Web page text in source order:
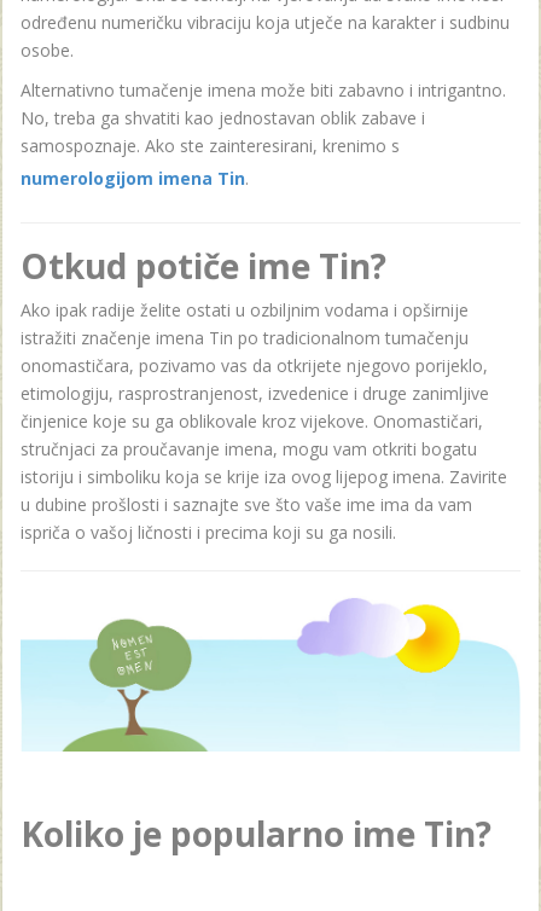
određenu numeričku vibraciju koja utječe na karakter i sudbinu
osobe.
Alternativno tumačenje imena može biti zabavno i intrigantno.
No, treba ga shvatiti kao jednostavan oblik zabave i
samospoznaje. Ako ste zainteresirani, krenimo s
numerologijom imena Tin.
Otkud potiče ime Tin?
Ako ipak radije želite ostati u ozbiljnim vodama i opširnije
istražiti značenje imena Tin po tradicionalnom tumačenju
onomastičara, pozivamo vas da otkrijete njegovo porijeklo,
etimologiju, rasprostranjenost, izvedenice i druge zanimljive
činjenice koje su ga oblikovale kroz vijekove. Onomastičari,
stručnjaci za proučavanje imena, mogu vam otkriti bogatu
istoriju i simboliku koja se krije iza ovog lijepog imena. Zavirite
u dubine prošlosti i saznajte sve što vaše ime ima da vam
ispriča o vašoj ličnosti i precima koji su ga nosili.
Koliko je popularno ime Tin?